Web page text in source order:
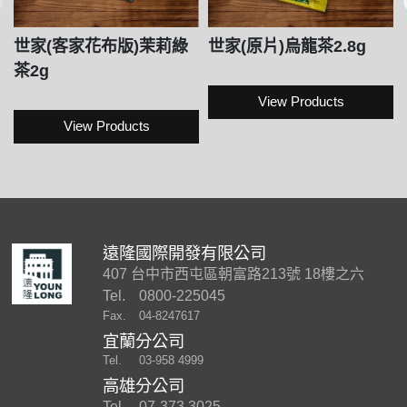
世家(客家花布版)茉莉綠
茶2g
View Products
世家(原片)烏龍茶2.8g
View Products
遠隆國際開發有限公司
407 台中市西屯區朝富路213號 18樓之六
Tel.
0800-225045
Fax. 04-8247617
宜蘭分公司
Tel. 03-958 4999
高雄分公司